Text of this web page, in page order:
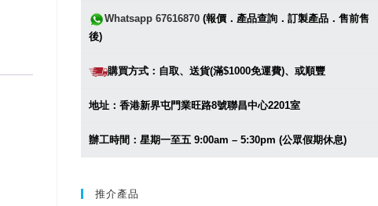
Whatsapp 67616870 (報價．產品查詢．訂製產品．售前售
後)
購買方式：自取、送貨(滿$1000免運費)、或順豐
地址：香港新界屯門業旺路8號聯昌中心2201室
辦工時間：星期一至五 9:00am – 5:30pm (公眾假期休息)
推介產品